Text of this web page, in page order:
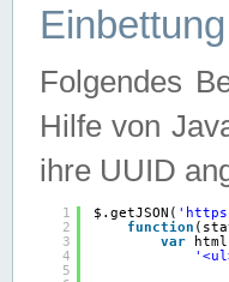
Folgendes
Hilfe von
ihre UUID
1
2
3
4
5
$.getJSON( '
function
var